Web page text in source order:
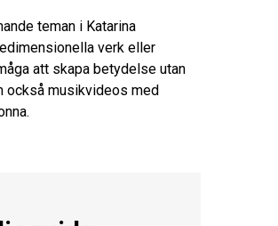
teman i Katarina
verk eller
att skapa betydelse utan
också musikvideos med